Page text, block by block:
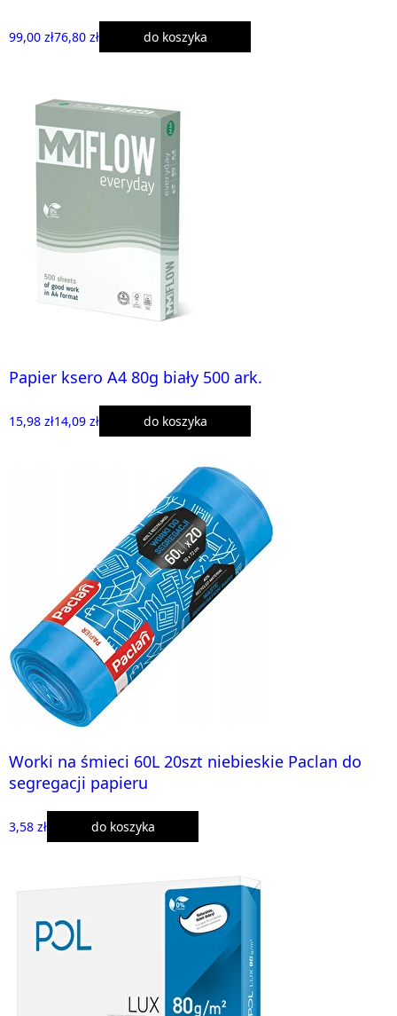
99,00 zł76,80 zł do koszyka
Papier ksero A4 80g biały 500 ark.
15,98 zł14,09 zł do koszyka
Worki na śmieci 60L 20szt niebieskie Paclan do
segregacji papieru
3,58 zł do koszyka